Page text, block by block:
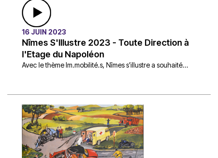
16 JUIN 2023
Nîmes S'Illustre 2023 - Toute Direction à
l'Etage du Napoléon
Avec le thème Im.mobilité.s, Nîmes s’illustre a souhaité...